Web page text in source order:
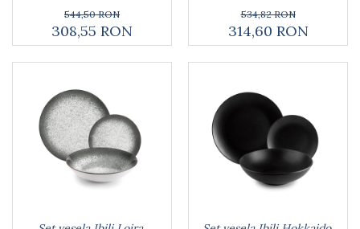
Seturi cutite
Ustensile de masurat
Vase pentru gatit
Capace pentru vase
Oale si cratite
Tavi copt
544,50 RON
308,55 RON
534,82 RON
314,60 RON